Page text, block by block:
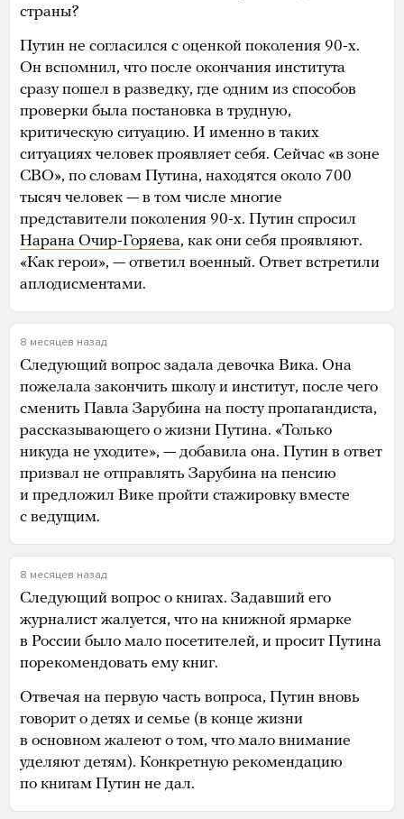
страны?
Путин не согласился с оценкой поколения 90-х.
Он вспомнил, что после окончания института
сразу пошел в разведку, где одним из способов
проверки была постановка в трудную,
критическую ситуацию. И именно в таких
ситуациях человек проявляет себя. Сейчас «в зоне
СВО», по словам Путина, находятся около 700
тысяч человек — в том числе многие
представители поколения 90-х. Путин спросил
Нарана Очир-Горяева, как они себя проявляют.
«Как герои», — ответил военный. Ответ встретили
аплодисментами.
8 месяцев назад
Следующий вопрос задала девочка Вика. Она
пожелала закончить школу и институт, после чего
сменить Павла Зарубина на посту пропагандиста,
рассказывающего о жизни Путина. «Только
никуда не уходите», — добавила она. Путин в ответ
призвал не отправлять Зарубина на пенсию
и предложил Вике пройти стажировку вместе
с ведущим.
8 месяцев назад
Следующий вопрос о книгах. Задавший его
журналист жалуется, что на книжной ярмарке
в России было мало посетителей, и просит Путина
порекомендовать ему книг.
Отвечая на первую часть вопроса, Путин вновь
говорит о детях и семье (в конце жизни
в основном жалеют о том, что мало внимание
уделяют детям). Конкретную рекомендацию
по книгам Путин не дал.